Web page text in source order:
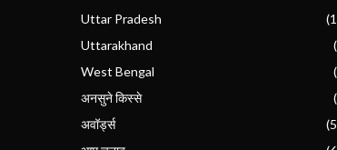
Uttar Pradesh
Uttarakhand
West Bengal
अनसुने किस्से
अवॉर्ड्स